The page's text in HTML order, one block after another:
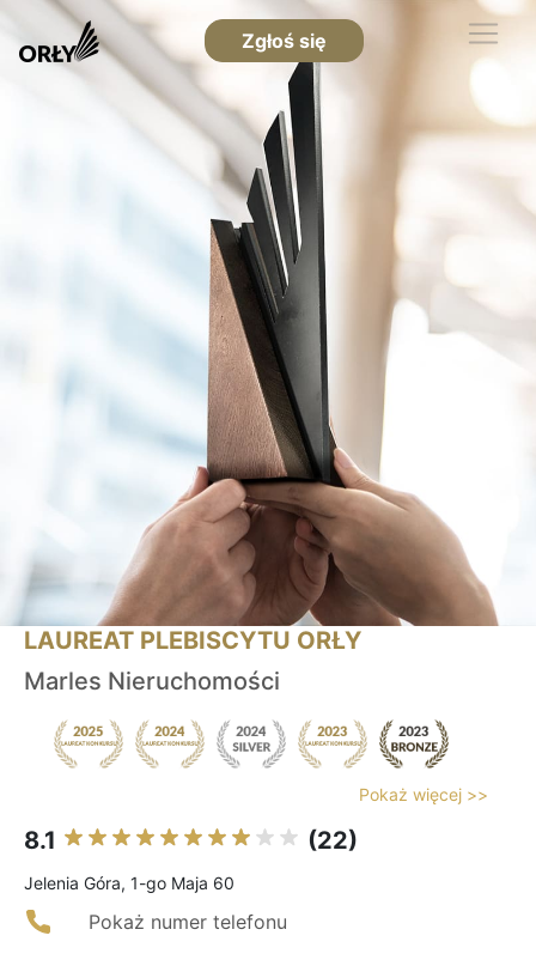
Zgłoś się
LAUREAT PLEBISCYTU ORŁY
Marles Nieruchomości
Pokaż więcej >>
8.1 (22)
Jelenia Góra, 1-go Maja 60
Pokaż numer telefonu